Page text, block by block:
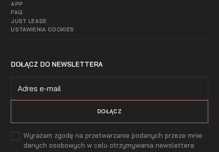
APP
FAQ
JUST LEASE
USTAWIENIA COOKIES
DOŁĄCZ DO NEWSLETTERA
Wyrażam zgodę na przetwarzanie podanych przeze mnie
danych osobowych w celu otrzymywania newslettera.